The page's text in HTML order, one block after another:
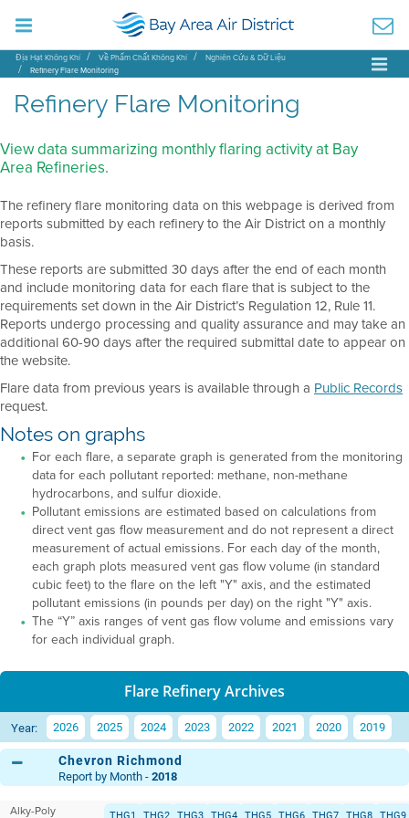
Địa Hạt Không Khí Về Phẩm Chất Không Khí
Nghiên Cứu & Dữ Liệu
Refinery Flare Monitoring
Refinery Flare Monitoring
View data summarizing monthly flaring activity at Bay
Area Refineries.
The refinery flare monitoring data on this webpage is derived from
reports submitted by each refinery to the Air District on a monthly
basis.
These reports are submitted 30 days after the end of each month
and include monitoring data for each flare that is subject to the
requirements set down in the Air District’s Regulation 12, Rule 11.
Reports undergo processing and quality assurance and may take an
additional 60-90 days after the required submittal date to appear on
the website.
Flare data from previous years is available through a Public Records
request.
Notes on graphs
For each flare, a separate graph is generated from the monitoring
data for each pollutant reported: methane, non-methane
hydrocarbons, and sulfur dioxide.
Pollutant emissions are estimated based on calculations from
direct vent gas flow measurement and do not represent a direct
measurement of actual emissions. For each day of the month,
each graph plots measured vent gas flow volume (in standard
cubic feet) to the flare on the left "Y" axis, and the estimated
pollutant emissions (in pounds per day) on the right "Y" axis.
The “Y” axis ranges of vent gas flow volume and emissions vary
for each individual graph.
Flare Refinery Archives
Year: 2026 2025 2024 2023 2022 2021 2020 2019
Chevron Richmond
Report by Month -2018
Alky-Poly THG1 THG2 THG3 THG4 THG5 THG6 THG7 THG8 THG9